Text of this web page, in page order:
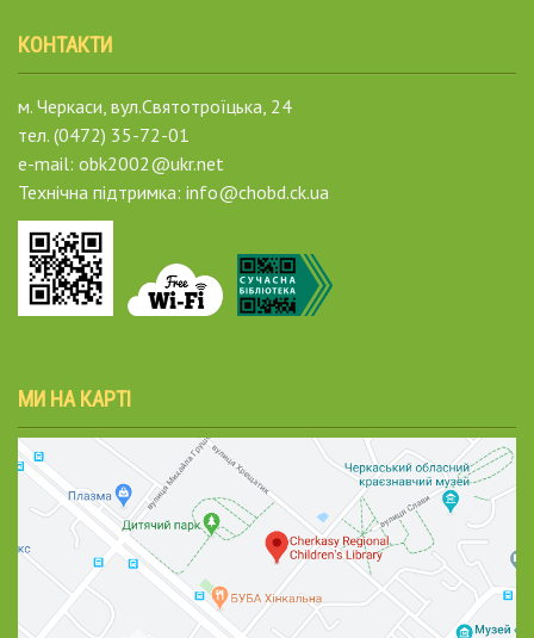
КОНТАКТИ
м. Черкаси, вул.Святотроїцька, 24
тел. (0472) 35-72-01
e-mail: obk2002@ukr.net
Технічна підтримка: info@chobd.ck.ua
МИ НА КАРТІ